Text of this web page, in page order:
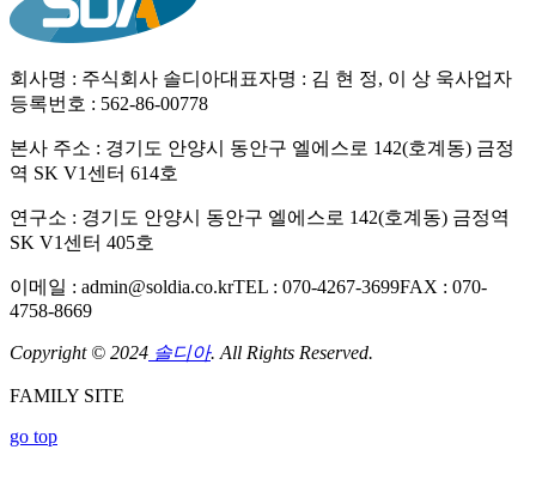
회사명 : 주식회사 솔디아대표자명 : 김 현 정, 이 상 욱사업자
등록번호 : 562-86-00778
본사 주소 : 경기도 안양시 동안구 엘에스로 142(호계동) 금정
역 SK V1센터 614호
연구소 : 경기도 안양시 동안구 엘에스로 142(호계동) 금정역
SK V1센터 405호
이메일 : admin@soldia.co.krTEL : 070-4267-3699FAX : 070-
4758-8669
Copyright © 2024 솔디아. All Rights Reserved.
FAMILY SITE
go top